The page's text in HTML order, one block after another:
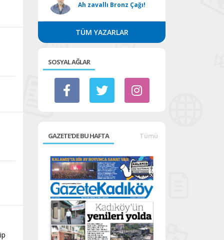
Ah zavallı Bronz Çağı!
TÜM YAZARLAR
SOSYAL AĞLAR
GAZETE'DE BU HAFTA Tümü